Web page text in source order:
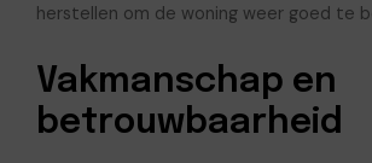
herstellen om de woning weer goed te
Vakmanschap en
betrouwbaarheid